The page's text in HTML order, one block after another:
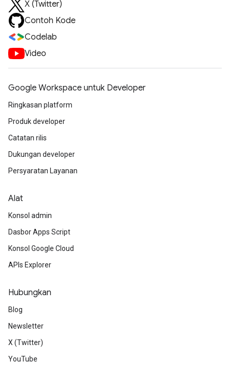
X (Twitter)
Contoh Kode
Codelab
Video
Google Workspace untuk Developer
Ringkasan platform
Produk developer
Catatan rilis
Dukungan developer
Persyaratan Layanan
Alat
Konsol admin
Dasbor Apps Script
Konsol Google Cloud
APIs Explorer
Hubungkan
Blog
Newsletter
X (Twitter)
YouTube